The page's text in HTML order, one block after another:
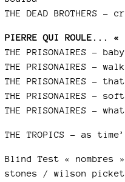
THE DEAD BROTHERS –
PIERRE QUI ROULE...
THE PRISONAIRES –
THE PRISONAIRES –
THE PRISONAIRES –
THE PRISONAIRES –
THE PRISONAIRES –
THE TROPICS – as
Blind Test «
stones / wilson